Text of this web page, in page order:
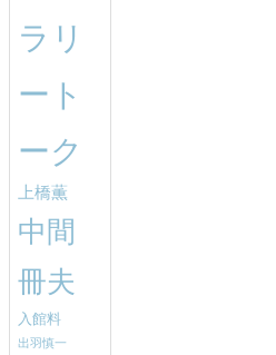
ラリ
ート
ーク
上橋薫
中間
冊夫
入館料
出羽慎一